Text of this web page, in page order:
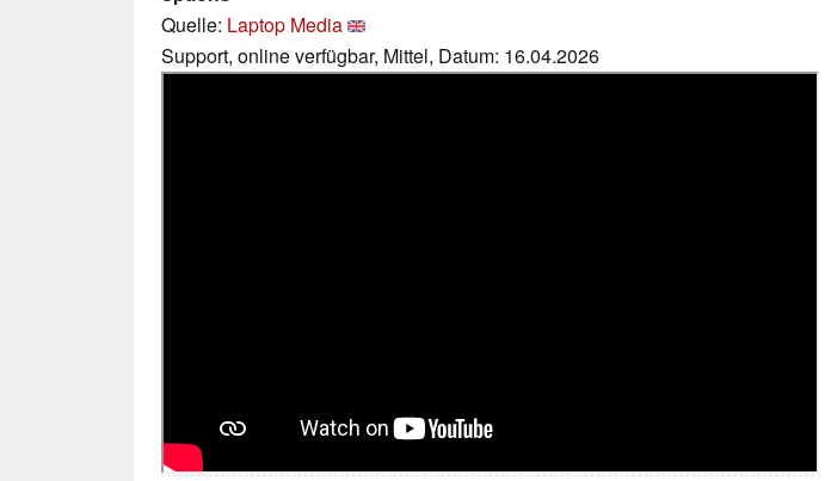
Quelle: Laptop Media
Support, online verfügbar, Mittel, Datum: 16.04.2026